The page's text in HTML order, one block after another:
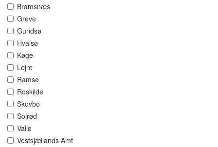
Bramsnæs
Greve
Gundsø
Hvalsø
Køge
Lejre
Ramsø
Roskilde
Skovbo
Solrød
Vallø
Vestsjællands Amt